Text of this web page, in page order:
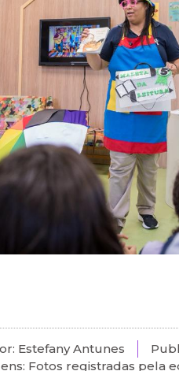
Estefany Antunes
Fotos registradas pela